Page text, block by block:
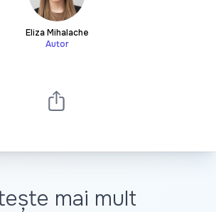
Eliza Mihalache
Autor
mai mult